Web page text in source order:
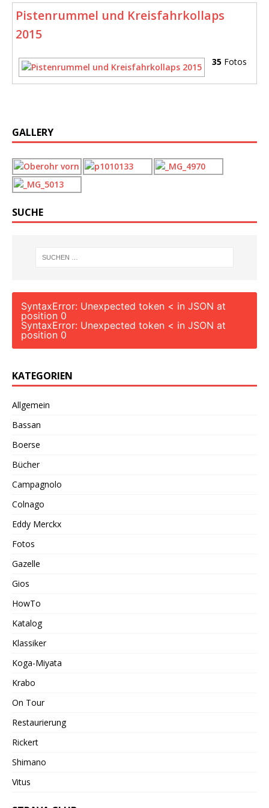
Pistenrummel und Kreisfahrkollaps
2015
35 Fotos
GALLERY
SUCHE
SyntaxError: Unexpected token < in JSON at
position 0
SyntaxError: Unexpected token < in JSON at
position 0
KATEGORIEN
Allgemein
Bassan
Boerse
Bücher
Campagnolo
Colnago
Eddy Merckx
Fotos
Gazelle
Gios
HowTo
Katalog
Klassiker
Koga-Miyata
Krabo
On Tour
Restaurierung
Rickert
Shimano
Vitus